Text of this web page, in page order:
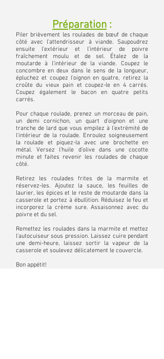
Préparation :
Piler brièvement les roulades de bœuf de chaque
côté avec l'attendrisseur à viande. Saupoudrez
ensuite l’extérieur et l’intérieur de poivre
fraîchement moulu et de sel. Étalez de la
moutarde à l’intérieur de la viande. Coupez le
concombre en deux dans le sens de la longueur,
épluchez et coupez l'oignon en quatre, retirez la
croûte du vieux pain et coupez-le en 4 carrés.
Coupez également le bacon en quatre petits
carrés.
Pour chaque roulade, prenez un morceau de pain,
un demi cornichon, un quart d'oignon et une
tranche de lard que vous empilez à l'extrémité de
l'intérieur de la roulade. Enroulez soigneusement
la roulade et piquez-la avec une brochette en
métal. Versez l’huile d’olive dans une cocotte
minute et faites revenir les roulades de chaque
côté.
Retirez les roulades frites de la marmite et
réservez-les. Ajoutez la sauce, les feuilles de
laurier, les épices et le reste de moutarde dans la
casserole et portez à ébullition. Réduisez le feu et
incorporez la crème sure. Assaisonnez avec du
poivre et du sel.
Remettez les roulades dans la marmite et mettez
l'autocuiseur sous pression. Laissez cuire pendant
une demi-heure, laissez sortir la vapeur de la
casserole et soulevez délicatement le couvercle.
Bon appétit!